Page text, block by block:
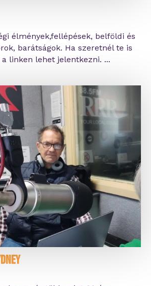
élmények,fellépések, belföldi és
barátságok. Ha szeretnél te is
linken lehet jelentkezni. ...